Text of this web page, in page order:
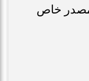
مصدر خاص